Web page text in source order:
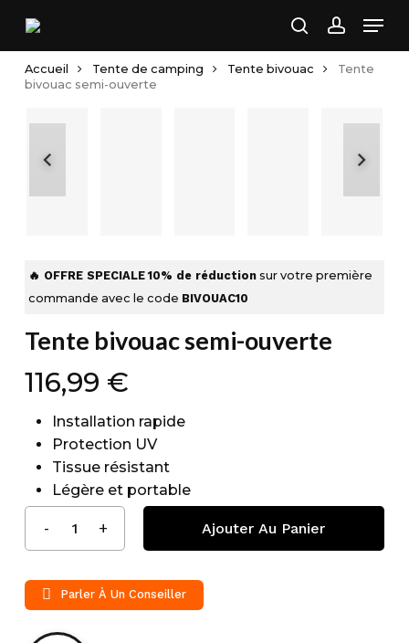
main
content
search
Accueil Tente de camping Tente bivouac
Tente
bivouac semi-ouverte
🔥 OFFRE SPECIALE 10% de réduction sur votre première
commande avec le code BIVOUAC10
Tente bivouac semi-ouverte
116,99 €
Installation rapide
Protection UV
Tissue résistant
Légère et portable
Ajouter Au Panier
Parler À Un Conseiller